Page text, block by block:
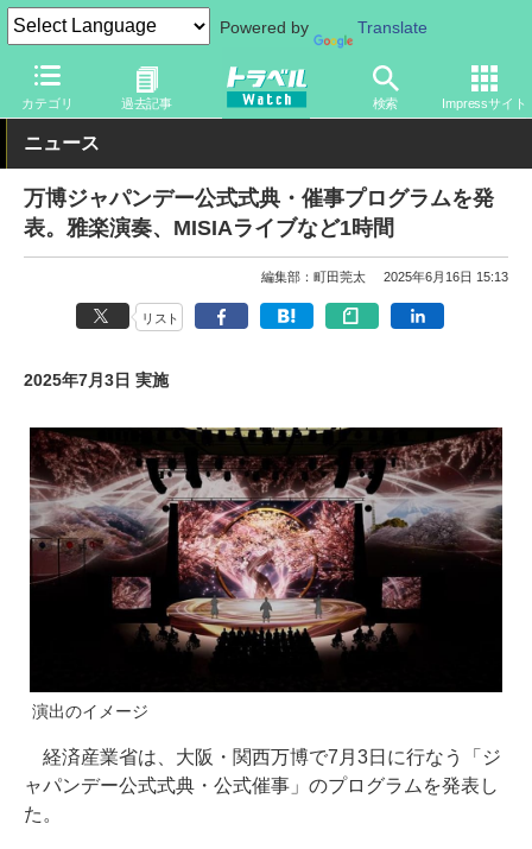
Powered by Translate
カテゴリ 過去記事 検索 Impressサイト
トラベル Watch イベント 国際博覧会 2025年大阪・関西万博
ニュース
万博ジャパンデー公式式典・催事プログラムを発
表。雅楽演奏、MISIAライブなど1時間
編集部：町田莞太 2025年6月16日 15:13
リスト
2025年7月3日 実施
演出のイメージ
経済産業省は、大阪・関西万博で7月3日に行なう「ジ
ャパンデー公式式典・公式催事」のプログラムを発表し
た。